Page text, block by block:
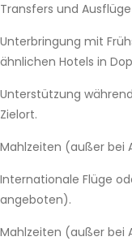
Transfers und
Unterbringung mit
ähnlichen Hotels in
Unterstützung
Zielort.
Mahlzeiten (außer bei
Internationale Flüge
angeboten).
Mahlzeiten (außer bei